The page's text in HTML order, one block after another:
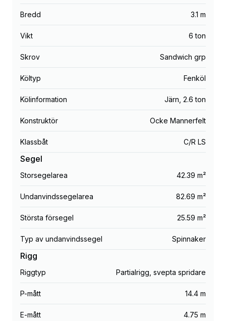
Bredd 3.1 m
Vikt 6 ton
Skrov Sandwich grp
Költyp Fenköl
Kölinformation Järn 2.6 ton
Konstruktör Ocke Mannerfelt
Klassbåt C/R LS
Segel
Storsegelarea 42.39 m²
Undanvindssegelarea 82.69 m²
Största försegel 25.59 m²
Typ av undanvindssegel Spinnaker
Rigg
Riggtyp Partialrigg, svepta spridare
P-mått 14.4 m
E-mått 4.75 m